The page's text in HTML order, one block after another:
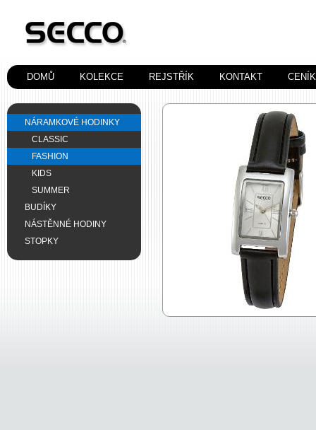
DOMŮ KOLEKCE REJSTŘÍK KONTAKT
NÁRAMKOVÉ HODINKY
CLASSIC
FASHION
KIDS
SUMMER
BUDÍKY
NÁSTĚNNÉ HODINY
STOPKY